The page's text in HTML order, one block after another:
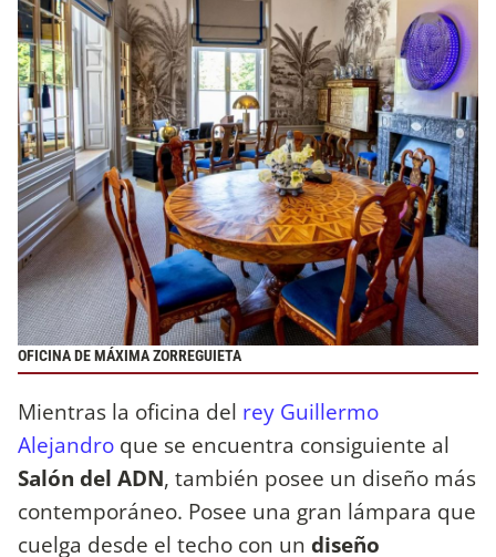
OFICINA DE MÁXIMA ZORREGUIETA
Mientras la oficina del rey Guillermo
Alejandro que se encuentra consiguiente al
Salón del ADN, también posee un diseño más
contemporáneo. Posee una gran lámpara que
cuelga desde el techo con un diseño